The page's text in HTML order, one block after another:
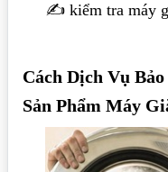
✍️ kiểm tra máy
Cách Dịch Vụ
Sản Phẩm Máy